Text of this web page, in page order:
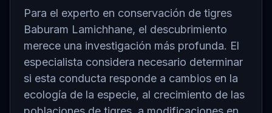
Para el experto en conservación de tigres
Baburam Lamichhane, el descubrimiento
merece una investigación más profunda. El
especialista considera necesario determinar
si esta conducta responde a cambios en la
ecología de la especie, al crecimiento de las